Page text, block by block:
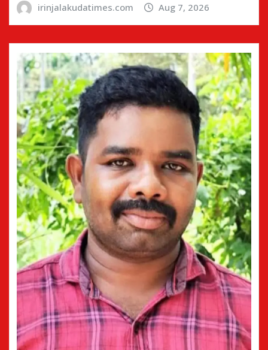
irinjalakudatimes.com Aug 7, 2026